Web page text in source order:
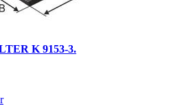
K 9153-3.